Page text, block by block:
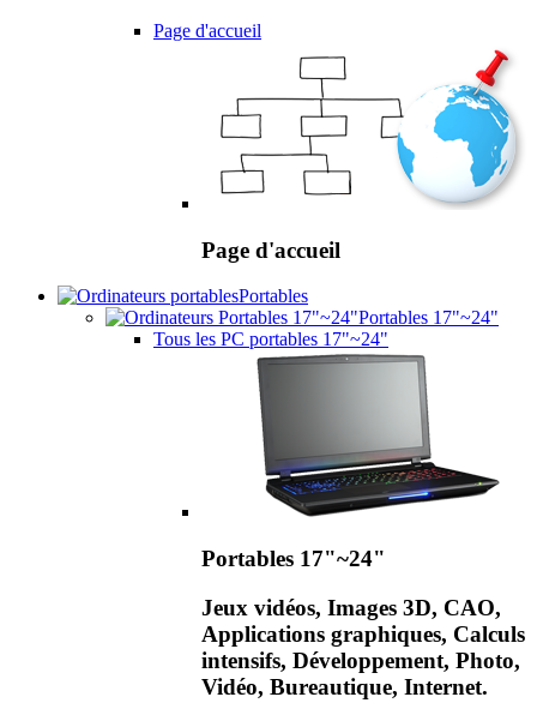
Page d'accueil
Page d'accueil
Portables
Portables 17"~24"
Tous les PC portables 17"~24"
Portables 17"~24"
Jeux vidéos, Images 3D, CAO,
Applications graphiques, Calculs
intensifs, Développement, Photo,
Vidéo, Bureautique, Internet.